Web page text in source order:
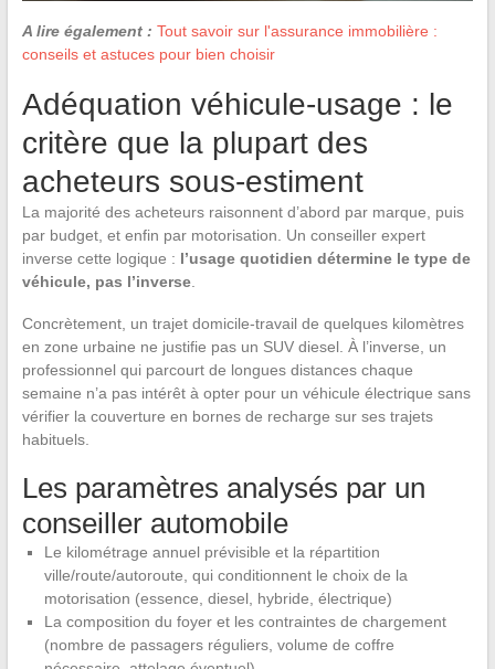
A lire également : Tout savoir sur l'assurance immobilière :
conseils et astuces pour bien choisir
Adéquation véhicule-usage : le
critère que la plupart des
acheteurs sous-estiment
La majorité des acheteurs raisonnent d’abord par marque, puis
par budget, et enfin par motorisation. Un conseiller expert
inverse cette logique : l’usage quotidien détermine le type de
véhicule, pas l’inverse.
Concrètement, un trajet domicile-travail de quelques kilomètres
en zone urbaine ne justifie pas un SUV diesel. À l’inverse, un
professionnel qui parcourt de longues distances chaque
semaine n’a pas intérêt à opter pour un véhicule électrique sans
vérifier la couverture en bornes de recharge sur ses trajets
habituels.
Les paramètres analysés par un
conseiller automobile
Le kilométrage annuel prévisible et la répartition
ville/route/autoroute, qui conditionnent le choix de la
motorisation (essence, diesel, hybride, électrique)
La composition du foyer et les contraintes de chargement
(nombre de passagers réguliers, volume de coffre